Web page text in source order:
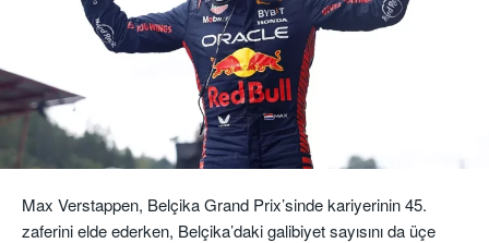
Max Verstappen, Belçika Grand Prix’sinde kariyerinin 45.
zaferini elde ederken, Belçika’daki galibiyet sayısını da üçe